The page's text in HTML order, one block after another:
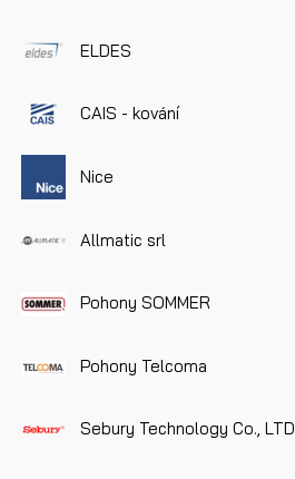
ELDES
CAIS - kování
Nice
Allmatic srl
Pohony SOMMER
Pohony Telcoma
Sebury Technology Co., LTD